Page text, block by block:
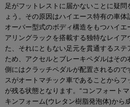
足がフットレストに届かないことに疑問
ょう。その原因はハイエース特有の車
オーバー型式のボディ構造をもつハイ
アリングラックを搭載する独特なレイア
た、それにともない足元を貫通するステ
ため、アクセルとブレーキペダルはそ
側にはクラッチペダルが配置されるので
スがオートマチック車であることから
が残る状態となります。“コンフォート
キンフォーム(ウレタン樹脂発泡体)から